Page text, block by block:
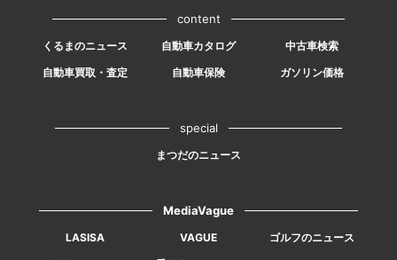
content
くるまのニュース 自動車カタログ
中古車検索
自動車買取・査定
自動車保険 ガソリン価格
special
まつだのニュース
MediaVague
LASISA VAGUE
ゴルフのニュース